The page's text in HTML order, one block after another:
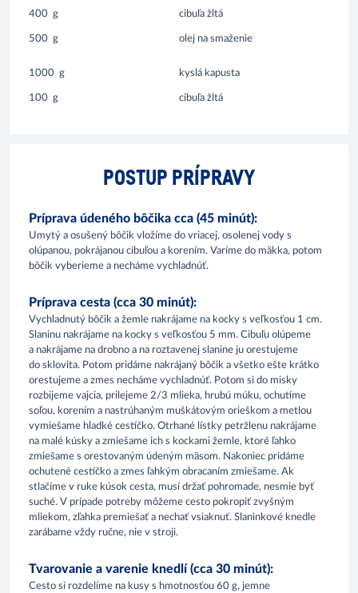
400 g cibuľa žltá
500 g olej na smaženie
1000 g kyslá kapusta
100 g cibuľa žltá
POSTUP PRÍPRAVY
Príprava údeného bôčika cca (45 minút):
Umytý a osušený bôčik vložíme do vriacej, osolenej vody s
olúpanou, pokrájanou cibuľou a korením. Varíme do mäkka, potom
bôčik vyberieme a necháme vychladnúť.
Príprava cesta (cca 30 minút):
Vychladnutý bôčik a žemle nakrájame na kocky s veľkosťou 1 cm.
Slaninu nakrájame na kocky s veľkosťou 5 mm. Cibuľu olúpeme
a nakrájame na drobno a na roztavenej slanine ju orestujeme
do sklovita. Potom pridáme nakrájaný bôčik a všetko ešte krátko
orestujeme a zmes necháme vychladnúť. Potom si do misky
rozbijeme vajcia, prilejeme 2/3 mlieka, hrubú múku, ochutíme
soľou, korením a nastrúhaným muškátovým orieškom a metlou
vymiešame hladké cestíčko. Otrhané lístky petržlenu nakrájame
na malé kúsky a zmiešame ich s kockami žemle, ktoré ľahko
zmiešame s orestovaným údeným mäsom. Nakoniec pridáme
ochutené cestíčko a zmes ľahkým obracaním zmiešame. Ak
stlačíme v ruke kúsok cesta, musí držať pohromade, nesmie byť
suché. V prípade potreby môžeme cesto pokropiť zvyšným
mliekom, zľahka premiešať a nechať vsiaknuť. Slaninkové knedle
zarábame vždy ručne, nie v stroji.
Tvarovanie a varenie knedlí (cca 30 minút):
Cesto si rozdelíme na kusy s hmotnosťou 60 g, jemne